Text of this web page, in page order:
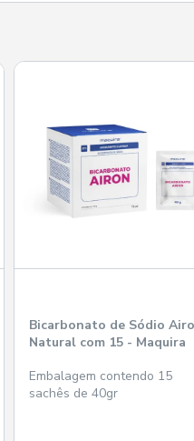
Bicarbonato de Sódio
Natural com 15 - Maquira
Embalagem contendo 15
sachês de 40gr